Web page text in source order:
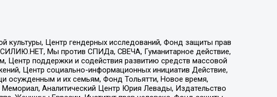
культуры, Центр гендерных исследований, Фонд защиты прав
Мы против СПИДа, СВЕЧА, Гуманитарное действие,
Центр поддержки и содействия развитию средств массовой
Центр социально-информационных инициатив Действие,
осужденным и их семьям, Фонд Тольятти, Новое время,
Мемориал, Аналитический Центр Юрия Левады, Издательство